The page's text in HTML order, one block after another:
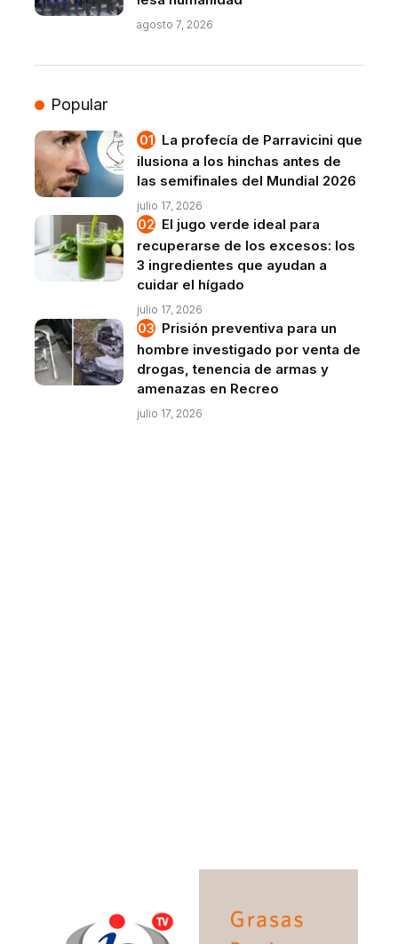
agosto 7, 2026
Popular
La profecía de Parravicini que
ilusiona a los hinchas antes de
las semifinales del Mundial 2026
julio 17, 2026
El jugo verde ideal para
recuperarse de los excesos: los
3 ingredientes que ayudan a
cuidar el hígado
julio 17, 2026
Prisión preventiva para un
hombre investigado por venta de
drogas, tenencia de armas y
amenazas en Recreo
julio 17, 2026